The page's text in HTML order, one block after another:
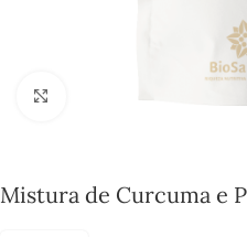
Mistura de Curcuma e